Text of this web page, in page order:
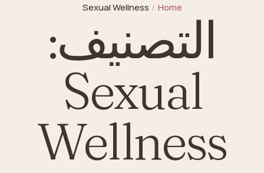
Home
/
Sexual Wellness
التصنيف:
Sexual
Wellness